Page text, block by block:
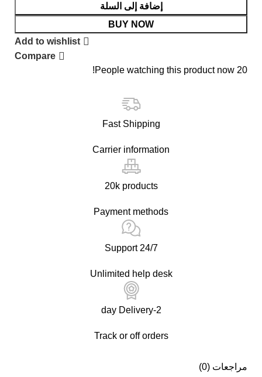
إضافة إلى السلة
BUY NOW
Add to wishlist
Compare
20
People watching this product now!
Fast Shipping
Carrier information
20k products
Payment methods
24/7 Support
Unlimited help desk
2-day Delivery
Track or off orders
مراجعات (0)